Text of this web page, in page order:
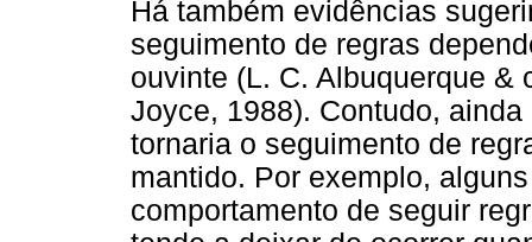
Há também evidências
seguimento de regras
ouvinte (L. C. Albuquerque &
Joyce, 1988). Contudo,
tornaria o seguimento de
mantido. Por exemplo,
comportamento de seguir